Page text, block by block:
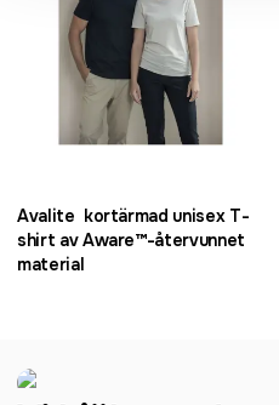
Avalite kortärmad unisex T-
shirt av Aware™-återvunnet
material